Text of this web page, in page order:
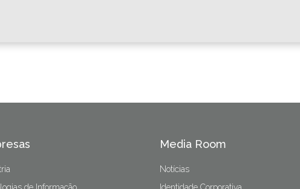
Media Room
Notícias